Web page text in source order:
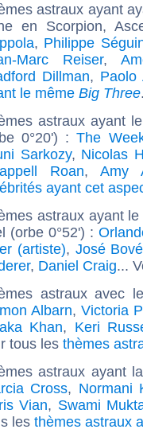
astraux ayant
en Scorpion,
, Philippe
Marc Reiser,
Dillman, Paolo
le même Big Three
astraux ayant
0°20') :The
Sarkozy, Nicolas
Roan, Amy
ayant cet
astraux ayant
(orbe 0°52') :
(artiste), José Bové
, Daniel Craig...
astraux avec
Albarn, Victoria
Khan, Keri
tous les thèmes
astraux ayant
Cross, Normani
Vian, Swami
les thèmes astraux